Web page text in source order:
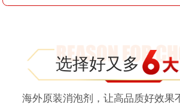
选择好又多
海外原装消泡剂，让高品质好效果